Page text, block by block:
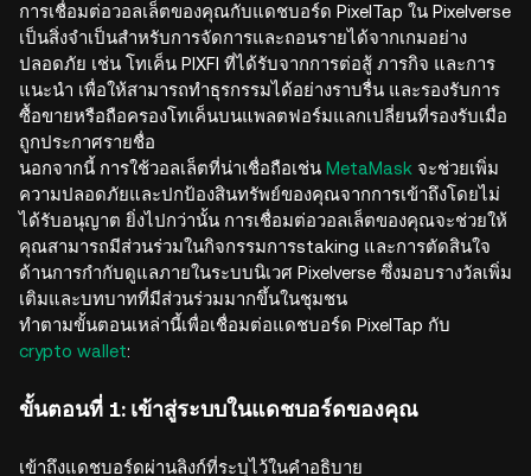
การเชื่อมต่อวอลเล็ตของคุณกับแดชบอร์ด PixelTap ใน Pixelverse
เป็นสิ่งจำเป็นสำหรับการจัดการและถอนรายได้จากเกมอย่าง
ปลอดภัย เช่น โทเค็น PIXFI ที่ได้รับจากการต่อสู้ ภารกิจ และการ
แนะนำ เพื่อให้สามารถทำธุรกรรมได้อย่างราบรื่น และรองรับการ
ซื้อขายหรือถือครองโทเค็นบนแพลตฟอร์มแลกเปลี่ยนที่รองรับเมื่อ
ถูกประกาศรายชื่อ
นอกจากนี้ การใช้วอลเล็ตที่น่าเชื่อถือเช่น MetaMask จะช่วยเพิ่ม
ความปลอดภัยและปกป้องสินทรัพย์ของคุณจากการเข้าถึงโดยไม่
ได้รับอนุญาต ยิ่งไปกว่านั้น การเชื่อมต่อวอลเล็ตของคุณจะช่วยให้
คุณสามารถมีส่วนร่วมในกิจกรรมการstaking และการตัดสินใจ
ด้านการกำกับดูแลภายในระบบนิเวศ Pixelverse ซึ่งมอบรางวัลเพิ่ม
เติมและบทบาทที่มีส่วนร่วมมากขึ้นในชุมชน
ทำตามขั้นตอนเหล่านี้เพื่อเชื่อมต่อแดชบอร์ด PixelTap กับ
crypto wallet:
ขั้นตอนที่ 1: เข้าสู่ระบบในแดชบอร์ดของคุณ
เข้าถึงแดชบอร์ดผ่านลิงก์ที่ระบุไว้ในคำอธิบาย